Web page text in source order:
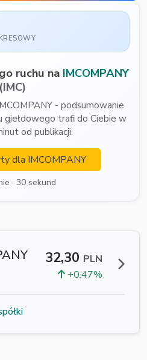
ruchu na IMCOMPANY
(IMC)
- podsumowanie
giełdowego trafi do Ciebie w
od publikacji.
dla IMCOMPANY
· 30 sekund
32,30 PLN
+0.47%